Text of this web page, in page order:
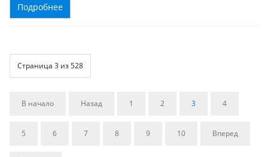
Подробнее
Страница 3 из 528
В начало Назад 1 2 3 4
5 6 7 8 9 10 Вперед